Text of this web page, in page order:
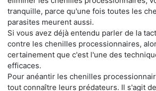
tranquille, parce qu'une fois toutes les
parasites meurent aussi.
Si vous avez déjà entendu parler de la
contre les chenilles processionnaires,
certainement que c'est l'une des
efficaces.
Pour anéantir les chenilles
tout connaître leurs prédateurs. Il s'agit